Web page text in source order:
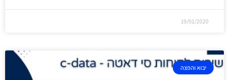
19/01/2020
יבוא והפצה